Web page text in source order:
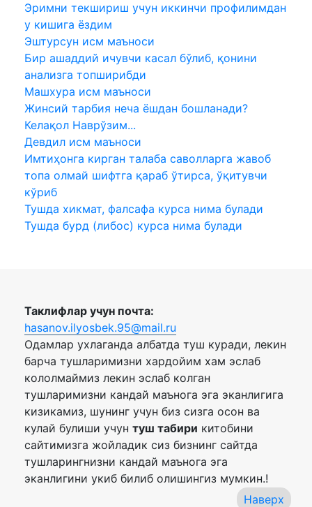
Эримни текшириш учун иккинчи профилимдан
у кишига ёздим
Эштурсун исм маъноси
Бир ашаддий ичувчи касал бўлиб, қонини
анализга топширибди
Машхура исм маъноси
Жинсий тарбия неча ёшдан бошланади?
Келақол Наврўзим...
Девдил исм маъноси
Имтиҳонга кирган талаба саволларга жавоб
топа олмай шифтга қараб ўтирса, ўқитувчи
кўриб
Тушда хикмат, фалсафа курса нима булади
Тушда бурд (либос) курса нима булади
Наверх
Таклифлар учун почта:
hasanov.ilyosbek.95@mail.ru
Одамлар ухлаганда албатда туш куради, лекин
барча тушларимизни хардойим хам эслаб
кололмаймиз лекин эслаб колган
тушларимизни кандай маънога эга эканлигига
кизикамиз, шунинг учун биз сизга осон ва
кулай булиши учун туш табири китобини
сайтимизга жойладик сиз бизнинг сайтда
тушларингнизни кандай маънога эга
эканлигини укиб билиб олишингиз мумкин.!